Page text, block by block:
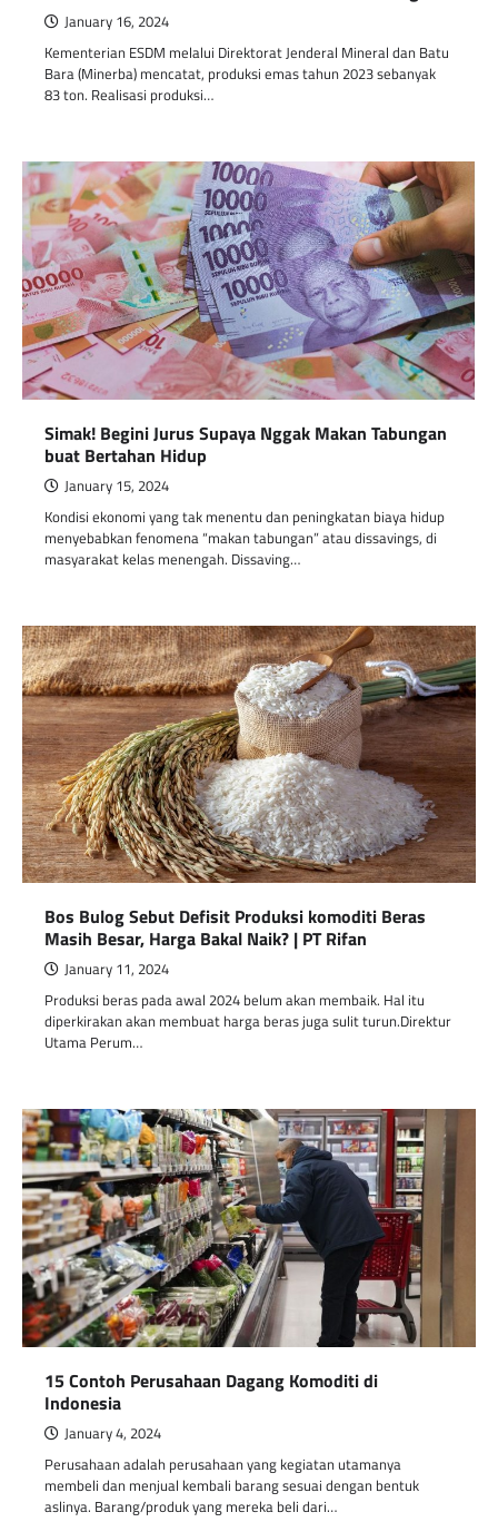
January 16, 2024
Kementerian ESDM melalui Direktorat Jenderal Mineral dan Batu
Bara (Minerba) mencatat, produksi emas tahun 2023 sebanyak
83 ton. Realisasi produksi…
Simak! Begini Jurus Supaya Nggak Makan Tabungan
buat Bertahan Hidup
January 15, 2024
Kondisi ekonomi yang tak menentu dan peningkatan biaya hidup
menyebabkan fenomena “makan tabungan” atau dissavings, di
masyarakat kelas menengah. Dissaving…
Bos Bulog Sebut Defisit Produksi komoditi Beras
Masih Besar, Harga Bakal Naik? | PT Rifan
January 11, 2024
Produksi beras pada awal 2024 belum akan membaik. Hal itu
diperkirakan akan membuat harga beras juga sulit turun.Direktur
Utama Perum…
15 Contoh Perusahaan Dagang Komoditi di
Indonesia
January 4, 2024
Perusahaan adalah perusahaan yang kegiatan utamanya
membeli dan menjual kembali barang sesuai dengan bentuk
aslinya. Barang/produk yang mereka beli dari…